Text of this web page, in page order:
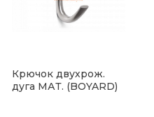
Крючок двухрож.
дуга МАТ. (BOYARD)